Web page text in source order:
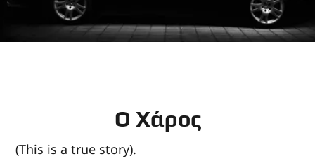
Ο Χάρος
(This is a true story).